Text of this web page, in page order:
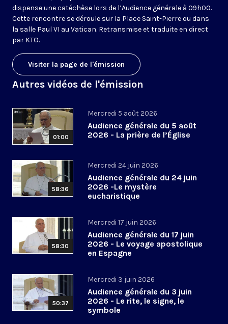
dispense une catéchèse lors de l’Audience générale à 09h00.
Cette rencontre se déroule sur la Place Saint-Pierre ou dans
la salle Paul VI au Vatican. Retransmise et traduite en direct
par KTO.
Visiter la page de l'émission
Autres vidéos de l'émission
01:00
Mercredi 5 août 2026
Audience générale du 5 août
2026 - La prière de l’Église
58:36
Mercredi 24 juin 2026
Audience générale du 24 juin
2026 -Le mystère
eucharistique
58:30
Mercredi 17 juin 2026
Audience générale du 17 juin
2026 - Le voyage apostolique
en Espagne
50:37
Mercredi 3 juin 2026
Audience générale du 3 juin
2026 - Le rite, le signe, le
symbole